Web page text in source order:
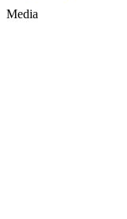
Media